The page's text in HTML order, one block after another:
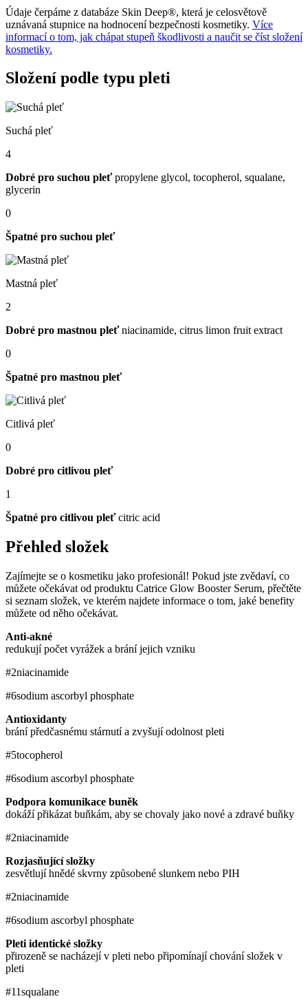
Údaje čerpáme z databáze Skin Deep®, která je celosvětově
uznávaná stupnice na hodnocení bezpečnosti kosmetiky. Více
informací o tom, jak chápat stupeň škodlivosti a naučit se číst složení
kosmetiky.
Složení podle typu pleti
Suchá pleť
4
Dobré pro suchou pleť propylene glycol, tocopherol, squalane,
glycerin
0
Špatné pro suchou pleť
Mastná pleť
2
Dobré pro mastnou pleť niacinamide, citrus limon fruit extract
0
Špatné pro mastnou pleť
Citlivá pleť
0
Dobré pro citlivou pleť
1
Špatné pro citlivou pleť citric acid
Přehled složek
Zajímejte se o kosmetiku jako profesionál! Pokud jste zvědaví, co
můžete očekávat od produktu Catrice Glow Booster Serum, přečtěte
si seznam složek, ve kterém najdete informace o tom, jaké benefity
můžete od něho očekávat.
Anti-akné
redukují počet vyrážek a brání jejich vzniku
#2niacinamide
#6sodium ascorbyl phosphate
Antioxidanty
brání předčasnému stárnutí a zvyšují odolnost pleti
#5tocopherol
#6sodium ascorbyl phosphate
Podpora komunikace buněk
dokáží přikázat buňkám, aby se chovaly jako nové a zdravé buňky
#2niacinamide
Rozjasňující složky
zesvětlují hnědé skvrny způsobené slunkem nebo PIH
#2niacinamide
#6sodium ascorbyl phosphate
Pleti identické složky
přirozeně se nacházejí v pleti nebo připomínají chování složek v
pleti
#11squalane